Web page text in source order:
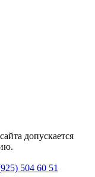
допускается
504 60 51